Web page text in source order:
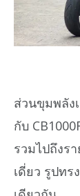
ส่วนขุมพลัง
กับ
รวมไปถึงร
เดี่ยว รูปทร